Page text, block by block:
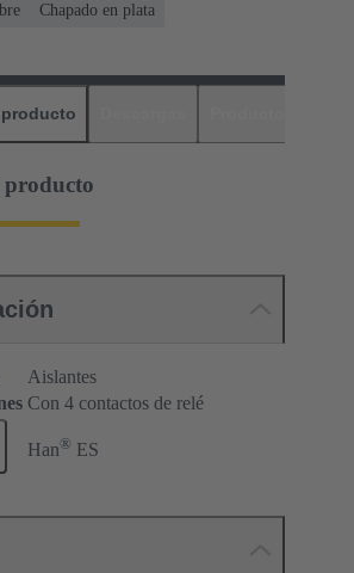
Chapado en plata
producto
Aislantes
Con 4 contactos de relé
Han® ES